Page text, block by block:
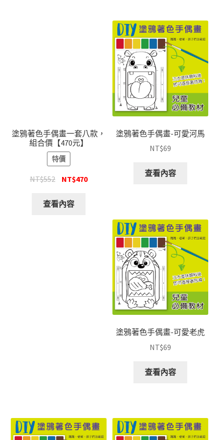
塗鴉著色手偶畫一套八款，
組合價【470元】
特價
NT$552 NT$470
查看內容
塗鴉著色手偶畫-可愛河馬
NT$69
查看內容
塗鴉著色手偶畫-可愛老虎
NT$69
查看內容